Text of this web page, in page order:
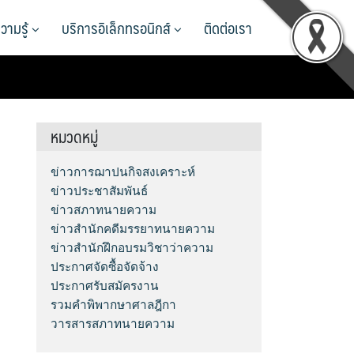
ามรู้ บริการอิเล็กทรอนิกส์ ติดต่อเรา
หมวดหมู่
ข่าวการฌาปนกิจสงเคราะห์
ข่าวประชาสัมพันธ์
ข่าวสภาทนายความ
ข่าวสำนักคดีมรรยาทนายความ
ข่าวสำนักฝึกอบรมวิชาว่าความ
ประกาศจัดซื้อจัดจ้าง
ประกาศรับสมัครงาน
รวมคำพิพากษาศาลฎีกา
วารสารสภาทนายความ